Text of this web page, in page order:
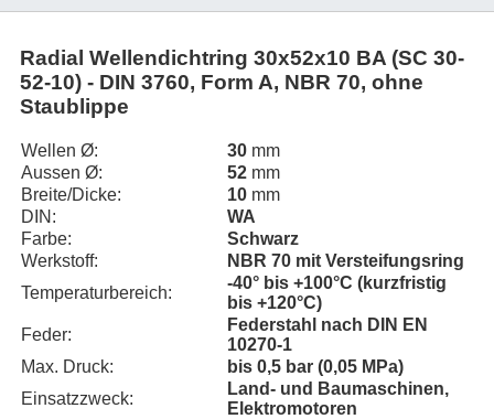
Radial Wellendichtring 30x52x10 BA (SC 30-
52-10) - DIN 3760, Form A, NBR 70, ohne
Staublippe
Wellen Ø: 30 mm
Aussen Ø:
52 mm
Breite/Dicke:
10 mm
DIN:
WA
Farbe:
Schwarz
Werkstoff:
NBR 70 mit Versteifungsring
Temperaturbereich:
-40° bis +100°C (kurzfristig
bis +120°C)
Feder:
Federstahl nach DIN EN
10270-1
Max. Druck:
bis 0,5 bar (0,05 MPa)
Einsatzzweck:
Land- und Baumaschinen,
Elektromotoren